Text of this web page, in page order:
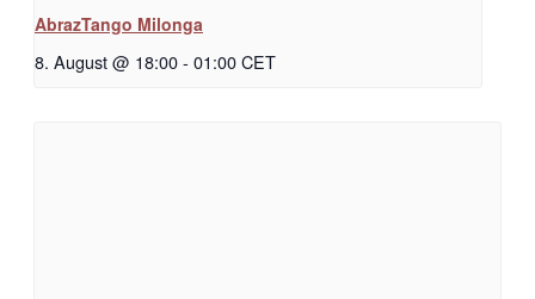
AbrazTango Milonga
8. August @ 18:00- 01:00CET